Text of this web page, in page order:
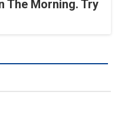
The Morning. Try